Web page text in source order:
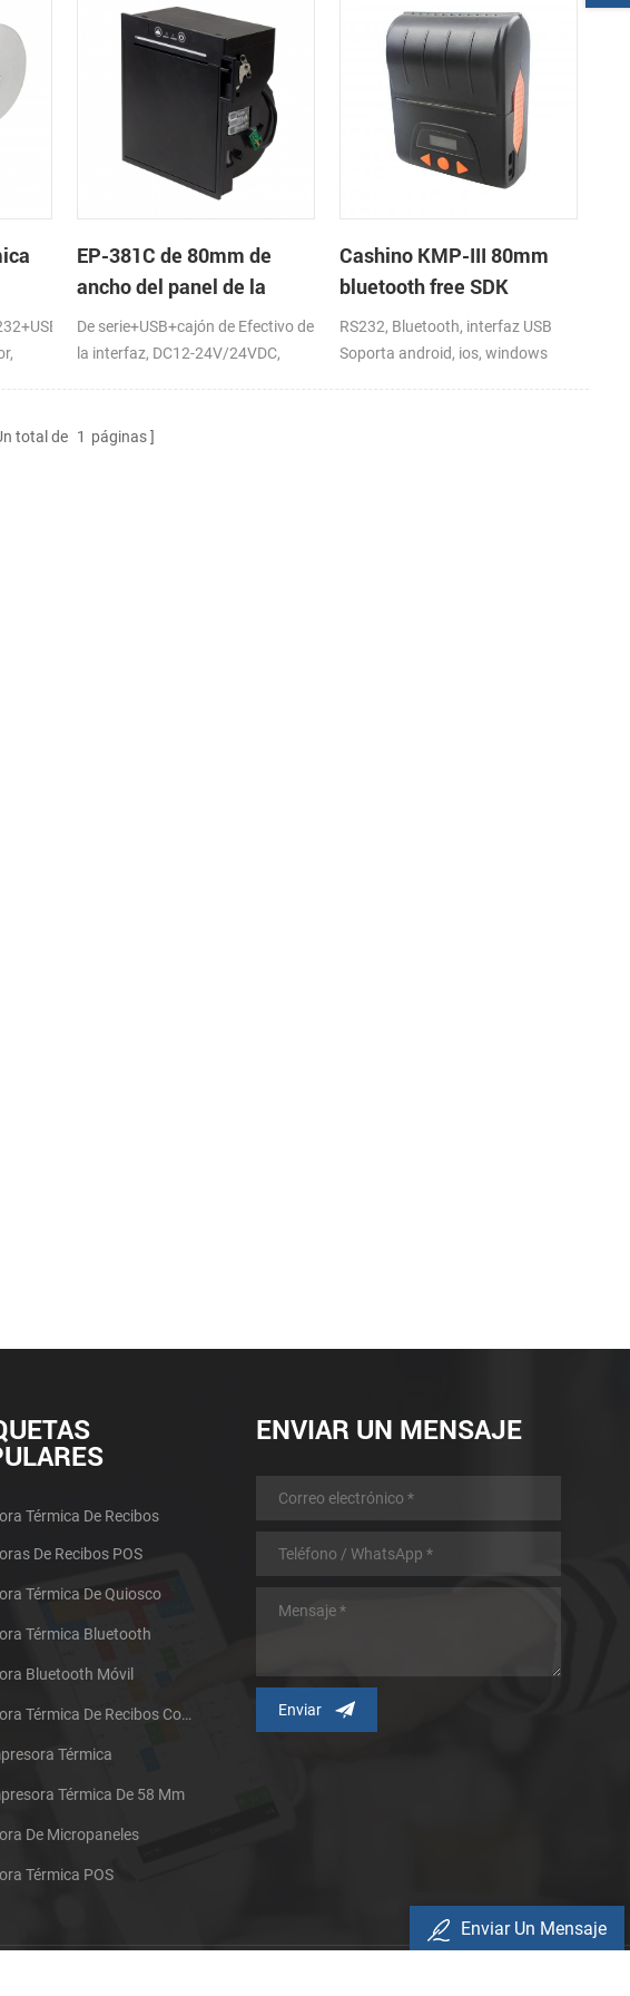
EP-381C de 80mm de
ancho del panel de la
impresora térmica por
contacto de terminal de
De serie+USB+cajón de Efectivo de
la interfaz, DC12-24V/24VDC,
Cashino KMP-III 80mm
bluetooth free SDK
handheld mini impresora
de recibos portátil
RS232, Bluetooth, interfaz USB
Soporta android, ios, windows
total de 1 páginas
Térmica De Recibos
De Recibos POS
Térmica De Quiosco
Térmica Bluetooth
Bluetooth Móvil
Impresora Térmica De Recibos Con Micropanel.
Térmica
Térmica De 58 Mm
De Micropaneles
Térmica POS
ENVIAR UN MENSAJE
Enviar Un Mensaje